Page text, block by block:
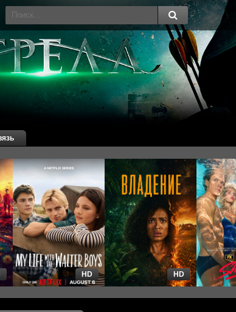
HD HD